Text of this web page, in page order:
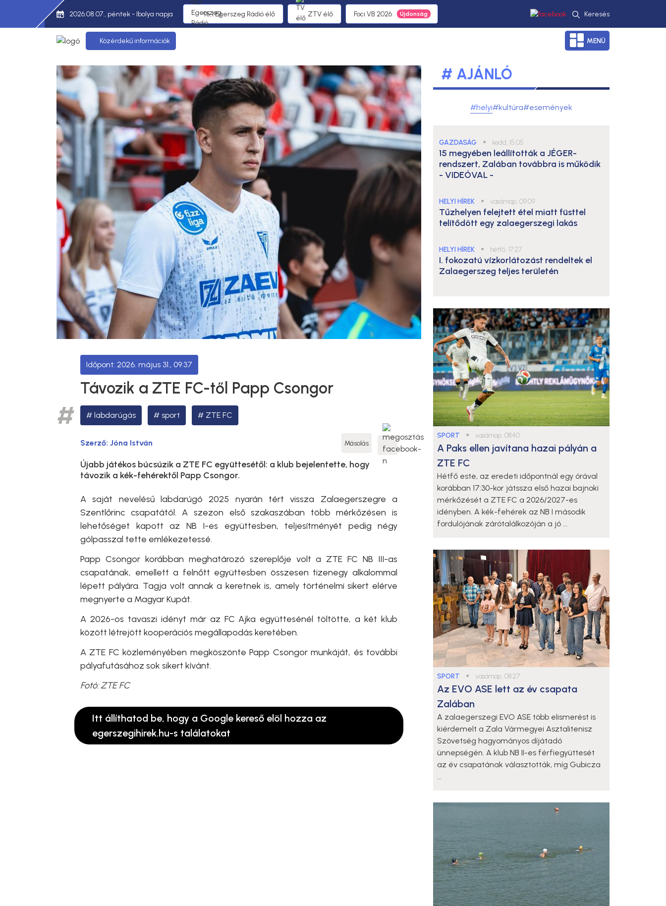
2026.08.07., péntek - Ibolya napja 95,1 Egerszeg Rádió élő ZTV élő Foci VB 2026 Keresés
Közérdekű információk MENÜ
2026. május 31., 09:37
Távozik a ZTE FC-től Papp Csongor
labdarúgás sport ZTE FC
Szerző: Jóna István Másolás
Újabb játékos búcsúzik a ZTE FC együttesétől: a klub bejelentette, hogy
távozik a kék-fehérektől Papp Csongor.
A saját nevelésű labdarúgó 2025 nyarán tért vissza Zalaegerszegre a
Szentlőrinc csapatától. A szezon első szakaszában több mérkőzésen is
lehetőséget kapott az NB I-es együttesben, teljesítményét pedig négy
gólpasszal tette emlékezetessé.
Papp Csongor korábban meghatározó szereplője volt a ZTE FC NB III-as
csapatának, emellett a felnőtt együttesben összesen tizenegy alkalommal
lépett pályára. Tagja volt annak a keretnek is, amely történelmi sikert elérve
megnyerte a Magyar Kupát.
A 2026-os tavaszi idényt már az FC Ajka együttesénél töltötte, a két klub
között létrejött kooperációs megállapodás keretében.
A ZTE FC közleményében megköszönte Papp Csongor munkáját, és további
pályafutásához sok sikert kívánt.
Fotó: ZTE FC
Itt állíthatod be, hogy a Google kereső elöl hozza az
egerszegihirek.hu-s találatokat
# AJÁNLÓ
#helyi#kultúra#események
GAZDASÁG ● kedd, 15:05
15 megyében leállították a JÉGER-
rendszert, Zalában továbbra is működik
- VIDEÓVAL -
HELYI HÍREK ● vasárnap, 09:09
Tűzhelyen felejtett étel miatt füsttel
telítődött egy zalaegerszegi lakás
HELYI HÍREK ● hétfő, 17:27
I. fokozatú vízkorlátozást rendeltek el
Zalaegerszeg teljes területén
SPORT ● vasárnap, 08:40
A Paks ellen javítana hazai pályán a
ZTE FC
Hétfő este, az eredeti időpontnál egy órával
korábban 17:30-kor játssza első hazai bajnoki
mérkőzését a ZTE FC a 2026/2027-es
idényben. A kék-fehérek az NB I második
fordulójának zárótalálkozóján a jó ...
SPORT ● vasárnap, 08:27
Az EVO ASE lett az év csapata
Zalában
A zalaegerszegi EVO ASE több elismerést is
kiérdemelt a Zala Vármegyei Asztalitenisz
Szövetség hagyományos díjátadó
ünnepségén. A klub NB II-es férfiegyüttesét
az év csapatának választották, míg Gubicza
...